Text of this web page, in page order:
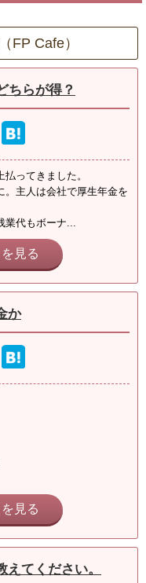
FP Cafe）
ちらが得？
払ってきました。
。主人は会社で厚生年金を
代もボーナ...
見る
か
見る
てください。